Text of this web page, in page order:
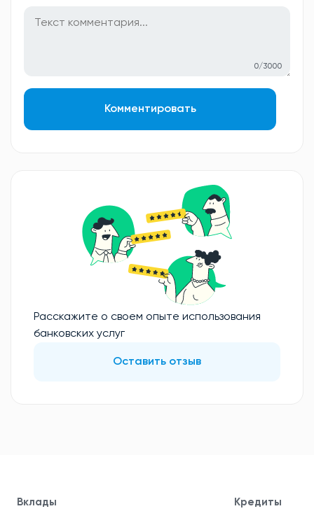
0/3000
Комментировать
Расскажите о своем опыте использования
банковских услуг
Оставить отзыв
Вклады Кредиты